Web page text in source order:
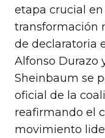
etapa crucial
transformación
de declaratoria
Alfonso Durazo
Sheinbaum se
oficial de la
reafirmando el
movimiento